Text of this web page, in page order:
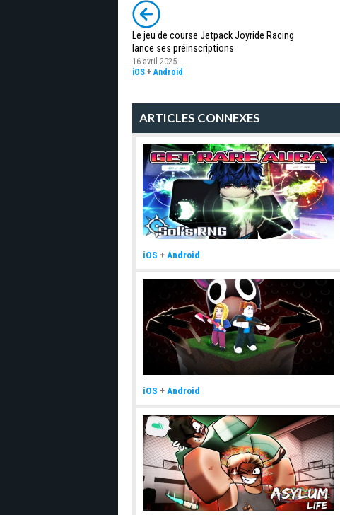
Le jeu de course Jetpack Joyride Racing
lance ses préinscriptions
16 avril 2025
iOS +Android
ARTICLES CONNEXES
iOS + Android
iOS + Android